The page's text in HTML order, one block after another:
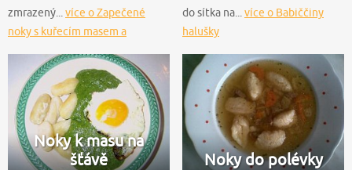
zmrazený... více o Zapečené
noky s kuřecím masem a
do sítka na... více o Babiččiny
halušky
Noky k masu na
šťávě
Noky do polévky